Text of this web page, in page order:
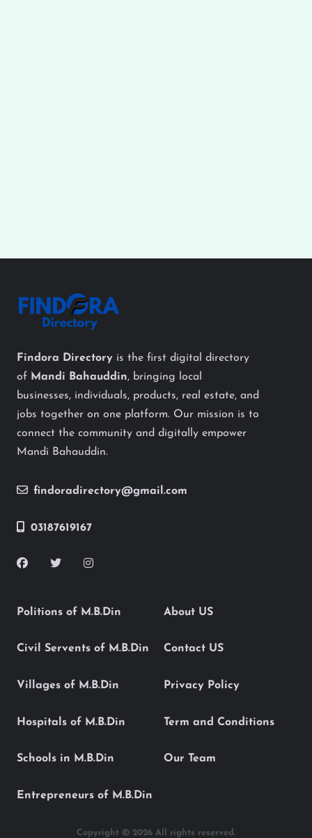
Findora Directory is the first digital directory
of Mandi Bahauddin, bringing local
businesses, individuals, products, real estate, and
jobs together on one platform. Our mission is to
connect the community and digitally empower
Mandi Bahauddin.
findoradirectory@gmail.com
03187619167
Politions of M.B.Din
Civil Servents of M.B.Din
Villages of M.B.Din
Hospitals of M.B.Din
Schools in M.B.Din
Entrepreneurs of M.B.Din
About US
Contact US
Privacy Policy
Term and Conditions
Our Team
Copyright © 2026 All rights reserved.